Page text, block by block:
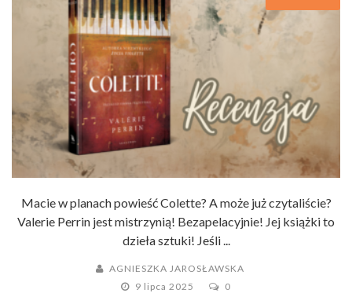
Macie w planach powieść Colette? A może już czytaliście?
Valerie Perrin jest mistrzynią! Bezapelacyjnie! Jej książki to
dzieła sztuki! Jeśli ...
AGNIESZKA JAROSŁAWSKA
9 lipca 2025
0